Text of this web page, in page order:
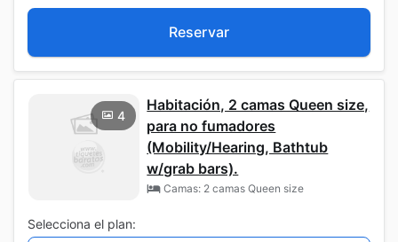
Reservar
4
Habitación, 2 camas Queen size,
para no fumadores
(Mobility/Hearing, Bathtub
w/grab bars).
Camas: 2 camas Queen size
Selecciona el plan: